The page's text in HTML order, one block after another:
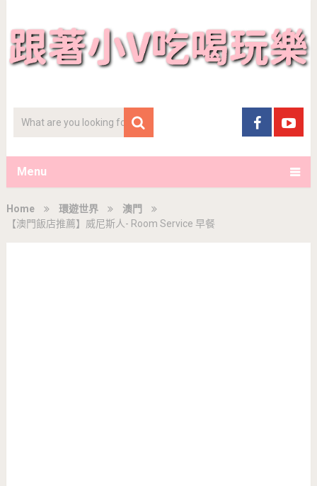
Menu
Home 環遊世界
澳門
【澳門飯店推薦】威尼斯人- Room Service 早餐